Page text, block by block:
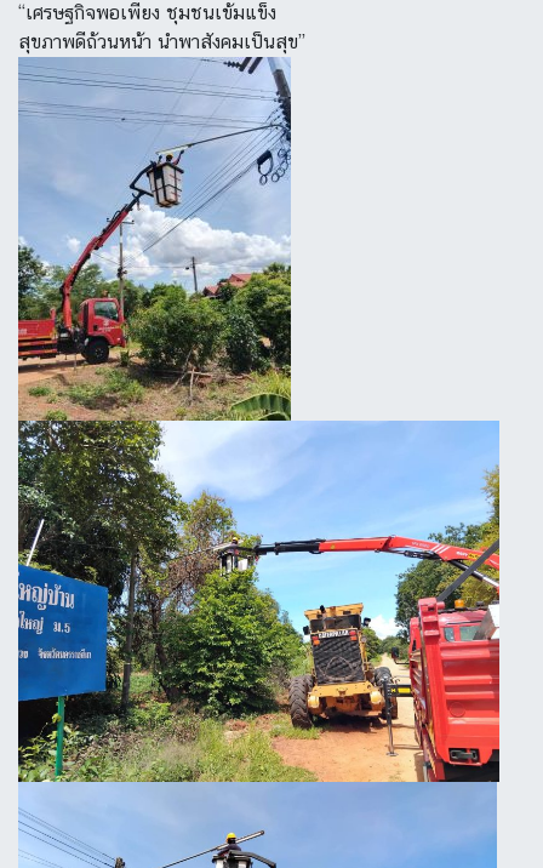
“เศรษฐกิจพอเพียง ชุมชนเข้มแข็ง
สุขภาพดีถ้วนหน้า นำพาสังคมเป็นสุข”